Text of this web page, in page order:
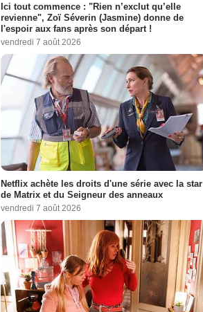
Ici tout commence : "Rien n’exclut qu’elle
revienne", Zoï Séverin (Jasmine) donne de
l'espoir aux fans après son départ !
vendredi 7 août 2026
Netflix achète les droits d'une série avec la star
de Matrix et du Seigneur des anneaux
vendredi 7 août 2026